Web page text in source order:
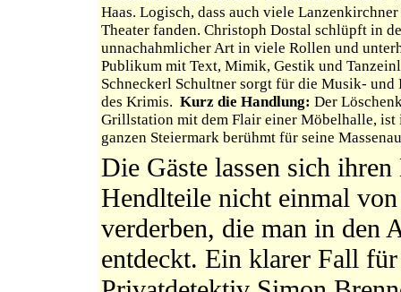
Haas. Logisch, dass auch viele
Theater fanden. Christoph Dostal schlüpft in
unnachahmlicher Art in viele Rollen und
Publikum mit Text, Mimik, Gestik und
Schneckerl Schultner sorgt für die Musik- und
des Krimis. Kurz die Handlung: Der
Grillstation mit dem Flair einer Möbelhalle, ist
ganzen Steiermark berühmt für seine
Die Gäste lassen sich
Hendlteile nicht einmal
verderben, die man in den
entdeckt. Ein klarer Fall